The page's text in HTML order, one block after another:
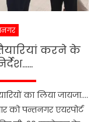
करने के
का लिया जायजा….
पन्तनगर एयरपोर्ट